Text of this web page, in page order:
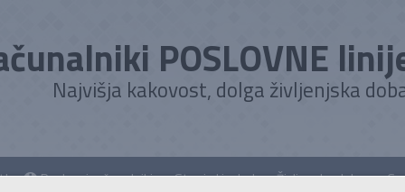
POSLOVNE
Najvišja kakovost, dolga življenjska
Poslovni računalniki Stanje | izgled Življenska doba